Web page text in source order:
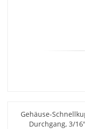
Gehäuse-
Durchgang, 3/